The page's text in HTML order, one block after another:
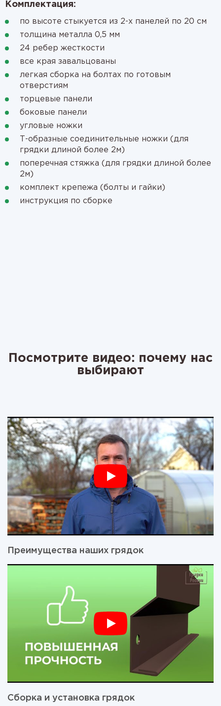
Комплектация:
по высоте стыкуется из 2-х панелей по 20 см
толщина металла 0,5 мм
24 ребер жесткости
все края завальцованы
легкая сборка на болтах по готовым
отверстиям
торцевые панели
боковые панели
угловые ножки
Т-образные соединительные ножки (для
грядки длиной более 2м)
поперечная стяжка (для грядки длиной более
2м)
комплект крепежа (болты и гайки)
инструкция по сборке
Посмотрите видео: почему нас
выбирают
Преимущества наших грядок
Сборка и установка грядок